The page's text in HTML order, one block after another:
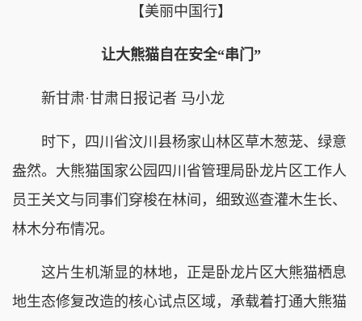
【美丽中国行】
让大熊猫自在安全“串门”
新甘肃·甘肃日报记者 马小龙
时下，四川省汶川县杨家山林区草木葱茏、绿意
盎然。大熊猫国家公园四川省管理局卧龙片区工作人
员王关文与同事们穿梭在林间，细致巡查灌木生长、
林木分布情况。
这片生机渐显的林地，正是卧龙片区大熊猫栖息
地生态修复改造的核心试点区域，承载着打通大熊猫